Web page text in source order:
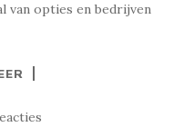
van opties en bedrijven